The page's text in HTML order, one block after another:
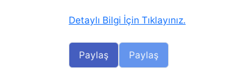
Detaylı Bilgi İçin Tıklayınız.
Paylaş Paylaş